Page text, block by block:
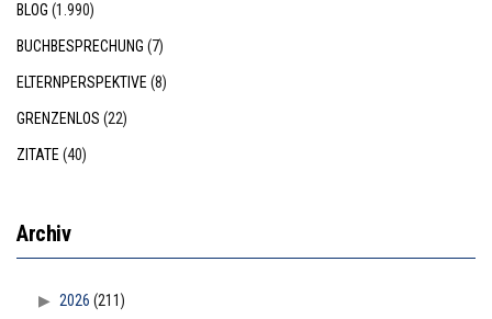
BLOG (1.990)
BUCHBESPRECHUNG (7)
ELTERNPERSPEKTIVE(8)
GRENZENLOS (22)
ZITATE(40)
Archiv
2026 (211)